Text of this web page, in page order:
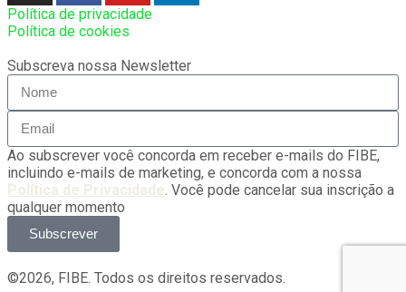
Política de privacidade
Política de cookies
Subscreva nossa Newsletter
Ao subscrever você concorda em receber e-mails do FIBE,
incluindo e-mails de marketing, e concorda com a nossa
Política de Privacidade . Você pode cancelar sua inscrição a
qualquer momento
Subscrever
©2026, FIBE. Todos os direitos reservados.